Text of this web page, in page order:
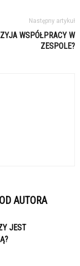
Następny artykuł
WSPÓŁPRACY W
ZESPOLE?
AUTORA
JEST